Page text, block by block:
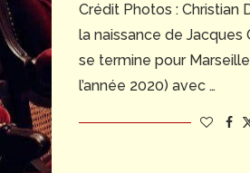
Crédit Photos : Christian
la naissance de
se termine pour
l’année 2020) avec …